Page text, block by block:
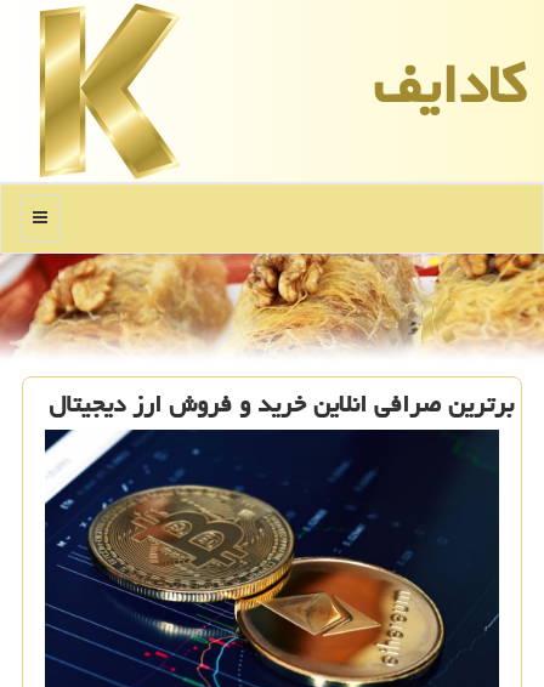
كادایف
منو
برترین صرافی انلاین خرید و فروش ارز دیجیتال